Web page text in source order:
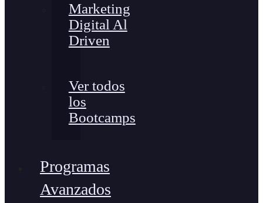
Marketing
Digital Al
Driven
Ver todos
los
Bootcamps
Programas
Avanzados